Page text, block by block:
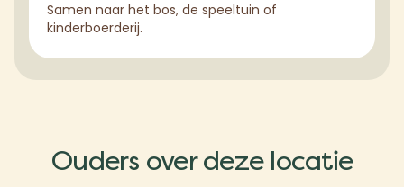
Samen naar het bos, de speeltuin of
kinderboerderij.
Ouders over deze locatie